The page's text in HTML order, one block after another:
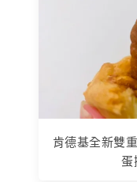
肯德基全新雙
蛋